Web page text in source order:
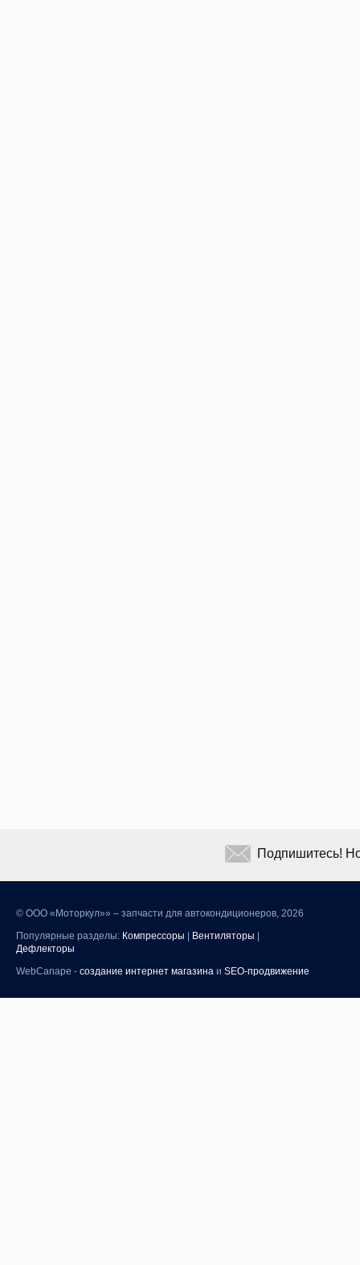
© ООО «Моторкул»» – запчасти для автокондиционеров, 2026
Популярные разделы: Компрессоры Вентиляторы
Дефлекторы
WebCanape - создание интернет магазина и SEO-продвижение
Подпишитесь!